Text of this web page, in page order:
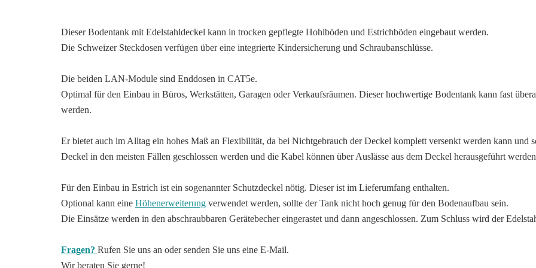
Dieser Bodentank mit Edelstahldeckel kann in trocken gepflegte Hohlböden und Estrichböden eingebaut werden.
Die Schweizer Steckdosen verfügen über eine integrierte Kindersicherung und Schraubanschlüsse.
Die beiden LAN-Module sind Enddosen in CAT5e.
Optimal für den Einbau in Büros, Werkstätten, Garagen oder Verkaufsräumen. Dieser hochwertige Bodentank kann fast
werden.
Er bietet auch im Alltag ein hohes Maß an Flexibilität, da bei Nichtgebrauch der Deckel komplett versenkt werden kann und
Deckel in den meisten Fällen geschlossen werden und die Kabel können über Auslässe aus dem Deckel herausgeführt
Für den Einbau in Estrich ist ein sogenannter Schutzdeckel nötig. Dieser ist im Lieferumfang enthalten.
Optional kann eine Höhenerweiterung verwendet werden, sollte der Tank nicht hoch genug für den Bodenaufbau sein.
Die Einsätze werden in den abschraubbaren Gerätebecher eingerastet und dann angeschlossen. Zum Schluss wird der
Fragen? Rufen Sie uns an oder senden Sie uns eine E-Mail.
Wir beraten Sie gerne!